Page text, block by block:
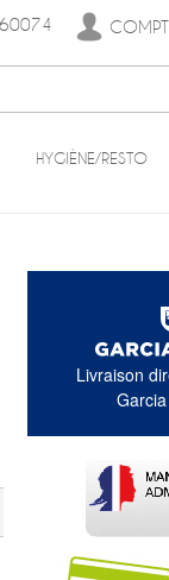
HYGIÈNE/RESTO
Livraison